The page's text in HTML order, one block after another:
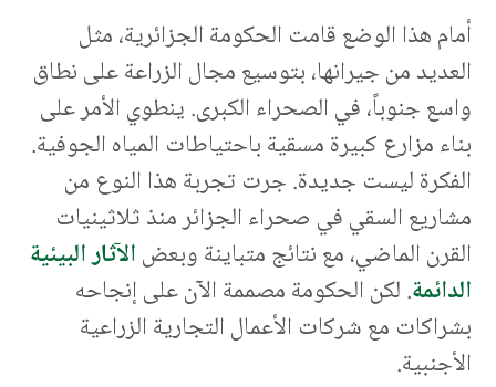
أمام هذا الوضع قامت الحكومة الجزائرية، مثل
العديد من جيرانها، بتوسيع مجال الزراعة على نطاق
واسع جنوباً، في الصحراء الكبرى. ينطوي الأمر على
بناء مزارع كبيرة مسقية باحتياطات المياه الجوفية.
الفكرة ليست جديدة. جرت تجربة هذا النوع من
مشاريع السقي في صحراء الجزائر منذ ثلاثينيات
القرن الماضي، مع نتائج متباينة وبعضالآثار البيئية
الدائمة. لكن الحكومة مصممة الآن على إنجاحه
بشراكات مع شركات الأعمال التجارية الزراعية
الأجنبية.